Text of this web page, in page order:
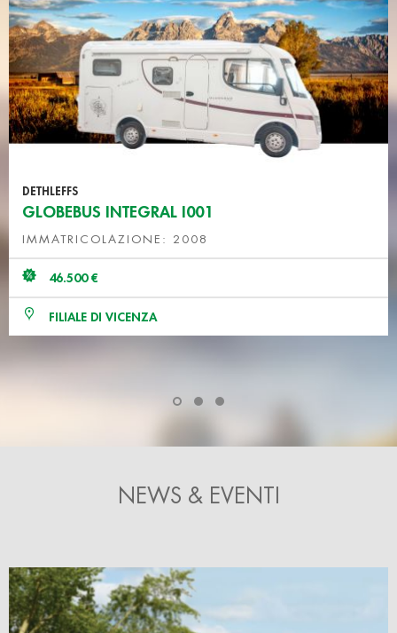
DETHLEFFS
GLOBEBUS INTEGRAL I001
IMMATRICOLAZIONE: 2008
46.500 €
FILIALE DI VICENZA
NEWS & EVENTI